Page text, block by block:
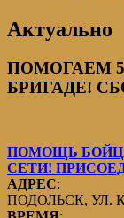
Актуально
ПОМОГАЕМ
БРИГАДЕ!
ПОМОЩЬ
СЕТИ!
АДРЕС:
ПОДОЛЬСК, УЛ.